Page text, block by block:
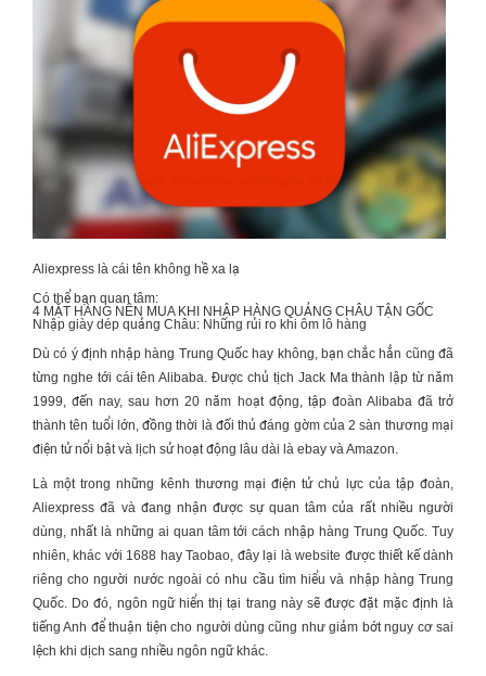
Aliexpress là cái tên không hề xa lạ
Có thể bạn quan tâm:
4 MẶT HÀNG NÊN MUA KHI NHẬP HÀNG QUẢNG CHÂU TẬN GỐC
Nhập giày dép quảng Châu: Những rủi ro khi ôm lô hàng
Dù có ý địnhnhập hàng Trung Quốc hay không, bạn chắc hẳn cũng đã
từng nghe tới cái tên Alibaba. Được chủ tịch Jack Ma thành lập từ năm
1999, đến nay, sau hơn 20 năm hoạt động, tập đoàn Alibaba đã trở
thành tên tuổi lớn, đồng thời là đối thủ đáng gờm của 2 sàn thương mại
điện tử nổi bật và lịch sử hoạt động lâu dài là ebay và Amazon.
Là một trong những kênh thương mại điện tử chủ lực của tập đoàn,
Aliexpress đã và đang nhận được sự quan tâm của rất nhiều người
dùng, nhất là những ai quan tâm tớicách nhập hàng Trung Quốc. Tuy
nhiên, khác với 1688 hay Taobao, đây lại là website được thiết kế dành
riêng cho người nước ngoài có nhu cầu tìm hiểu và nhập hàng Trung
Quốc. Do đó, ngôn ngữ hiển thị tại trang này sẽ được đặt mặc định là
tiếng Anh để thuận tiện cho người dùng cũng như giảm bớt nguy cơ sai
lệch khi dịch sang nhiều ngôn ngữ khác.